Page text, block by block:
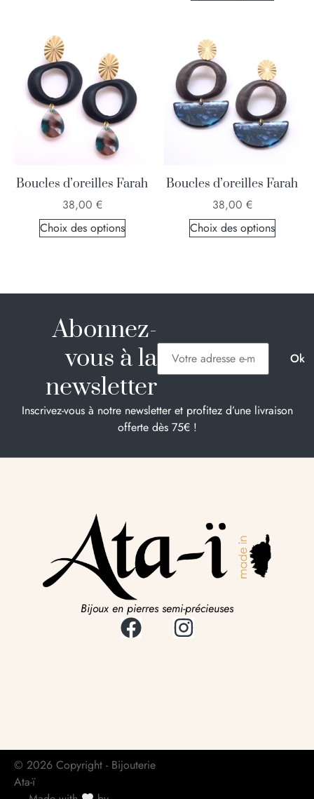
Boucles d’oreilles Farah
38,00 €
Choix des options
Boucles d’oreilles Farah
38,00 €
Choix des options
Abonnez-
vous à la
newsletter
Inscrivez-vous à notre newsletter et profitez d’une livraison
offerte dès 75€ !
Bijoux en pierres semi-précieuses
© 2026 Copyright - Bijouterie
Ata-ï